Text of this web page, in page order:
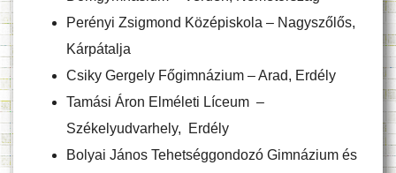
Perényi Zsigmond Középiskola – Nagyszőlős,
Kárpátalja
Csiky Gergely Főgimnázium – Arad, Erdély
Tamási Áron Elméleti Líceum –
Székelyudvarhely, Erdély
Bolyai János Tehetséggondozó Gimnázium és